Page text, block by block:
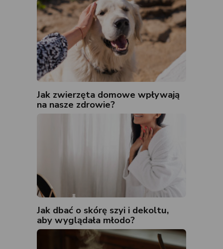
Jak zwierzęta domowe wpływają
na nasze zdrowie?
Jak dbać o skórę szyi i dekoltu,
aby wyglądała młodo?